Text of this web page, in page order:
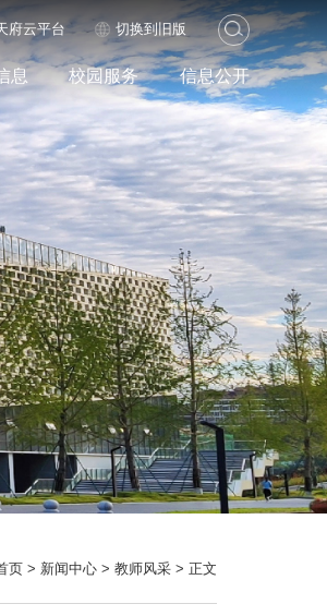
府云平台 切换到旧版
息 校园服务 信息公开
页 > 新闻中心 >教师风采 > 正文